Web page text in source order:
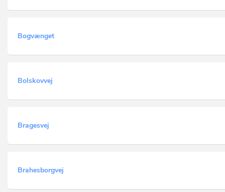
Bogvænget
Bolskovvej
Bragesvej
Brahesborgvej